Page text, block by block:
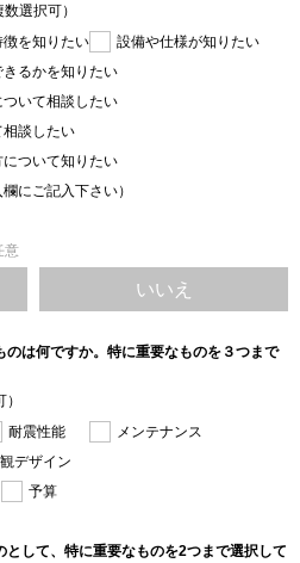
選択可）
を知りたい
設備や仕様が知りたい
るかを知りたい
いて相談したい
談したい
ついて知りたい
にご記入下さい）
意
いいえ
は何ですか。特に重要なものを３つまで
耐震性能
メンテナンス
デザイン
予算
して、特に重要なものを2つまで選択して